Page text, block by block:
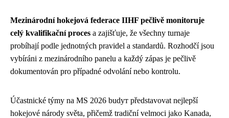
Mezinárodní hokejová federace IIHF pečlivě monitoruje
celý kvalifikační proces a zajišťuje, že všechny turnaje
probíhají podle jednotných pravidel a standardů. Rozhodčí jsou
vybíráni z mezinárodního panelu a každý zápas je pečlivě
dokumentován pro případné odvolání nebo kontrolu.
Účastnické týmy na MS 2026 budут představovat nejlepší
hokejové národy světa, přičemž tradiční velmoci jako Kanada,